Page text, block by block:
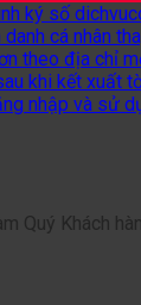
ký số
cá nhân
theo địa chỉ
khi kết xuất
nhập và sử
Quý Khách